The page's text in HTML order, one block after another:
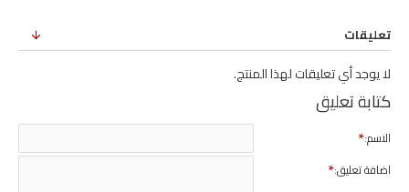
تعليقات
لا يوجد أي تعليقات لهذا المنتج.
كتابة تعليق
الاسم:
اضافة تعليق: